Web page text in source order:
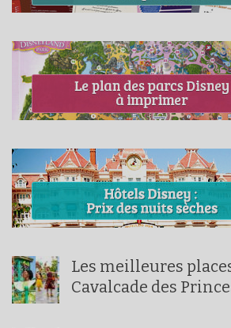
Les meilleures
Cavalcade des